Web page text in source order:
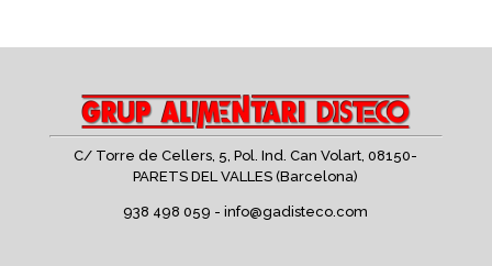
C/ Torre de Cellers, 5, Pol. Ind. Can Volart,08150-
PARETS DEL VALLES (Barcelona)
938 498 059 -info@gadisteco.com